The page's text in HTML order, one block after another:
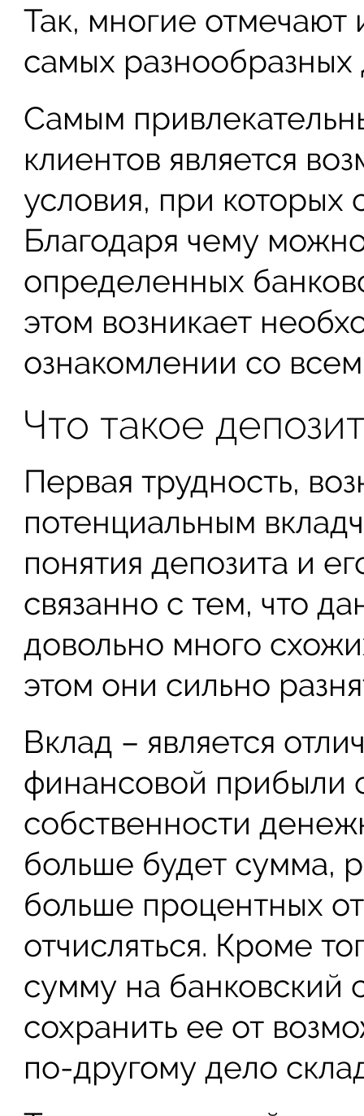
Так, многие отмечают
самых разнообразных
Самым
клиентов является
условия, при которых
Благодаря чему
определенных
этом возникает
ознакомлении со
Что такое
Первая трудность,
потенциальным
понятия депозита и
связанно с тем, что
довольно много
этом они сильно
Вклад – является
финансовой прибыли
собственности
больше будет сумма,
больше процентных
отчисляться. Кроме
сумму на банковский
сохранить ее от
по-другому дело